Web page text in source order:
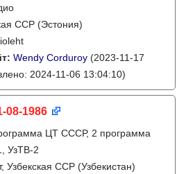
ССР (Эстония)
Wendy Corduroy (2023-11-17
2024-11-06 13:04:10)
08-1986
ЦТ СССР, 2 программа
УзТВ-2
Узбекская ССР (Узбекистан)